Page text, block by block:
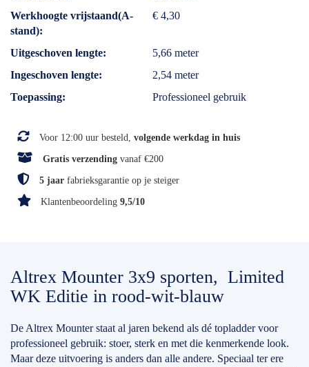
Werkhoogte vrijstaand(A-
stand)
€ 4,30
Uitgeschoven lengte
5,66 meter
Ingeschoven lengte
2,54 meter
Toepassing
Professioneel gebruik
Voor 12:00 uur besteld, volgende werkdag in huis
Gratis verzending vanaf €200
5 jaar fabrieksgarantie op je steiger
Klantenbeoordeling 9,5/10
Altrex Mounter 3x9 sporten, Limited
WK Editie in rood-wit-blauw
De Altrex Mounter staat al jaren bekend als dé topladder voor
professioneel gebruik: stoer, sterk en met die kenmerkende look.
Maar deze uitvoering is anders dan alle andere. Speciaal ter ere